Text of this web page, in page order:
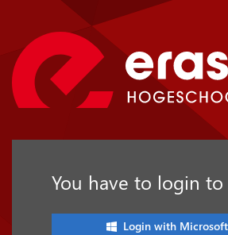
You have to login
Login with